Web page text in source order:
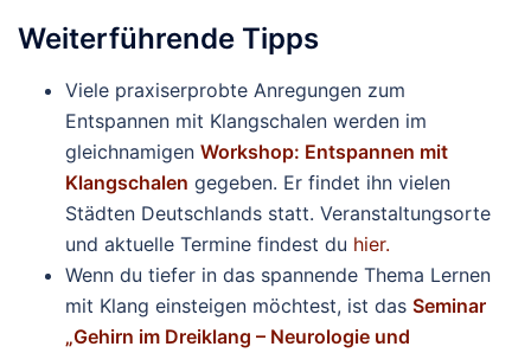
Weiterführende Tipps
Viele praxiserprobte Anregungen zum
Entspannen mit Klangschalen werden im
gleichnamigen Workshop: Entspannen mit
Klangschalen gegeben. Er findet ihn vielen
Städten Deutschlands statt. Veranstaltungsorte
und aktuelle Termine findest du hier.
Wenn du tiefer in das spannende Thema Lernen
mit Klang einsteigen möchtest, ist das Seminar
„Gehirn im Dreiklang – Neurologie und